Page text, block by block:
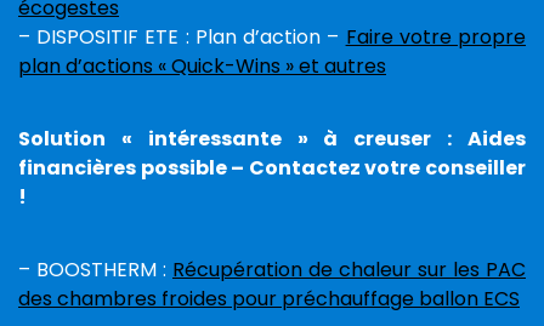
écogestes
– DISPOSITIF ETE : Plan d’action – Faire votre propre
plan d’actions « Quick-Wins » et autres
Solution « intéressante » à creuser : Aides
financières possible – Contactez votre conseiller
!
– BOOSTHERM : Récupération de chaleur sur les PAC
des chambres froides pour préchauffage ballon ECS